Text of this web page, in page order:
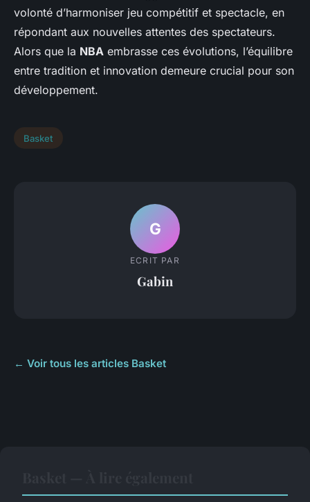
volonté d’harmoniser jeu compétitif et spectacle, en
répondant aux nouvelles attentes des spectateurs.
Alors que la NBA embrasse ces évolutions, l’équilibre
entre tradition et innovation demeure crucial pour son
développement.
Basket
G
ECRIT PAR
Gabin
← Voir tous les articles Basket